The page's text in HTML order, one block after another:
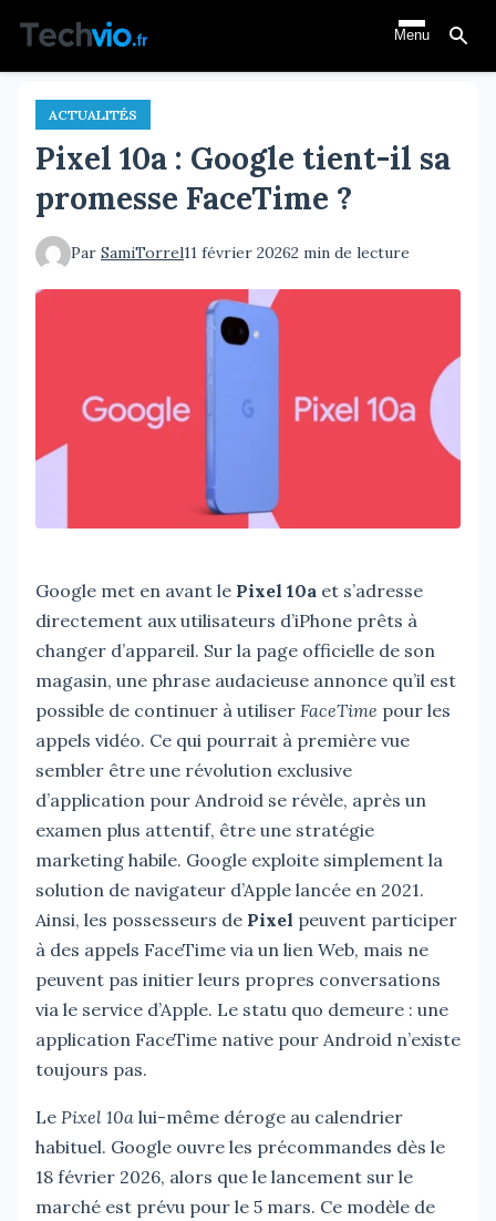
contenu
principal
Menu
ACTUALITÉS
Pixel 10a : Google tient-il sa
promesse FaceTime ?
Par SamiTorrel11 février 20262 min de lecture
Google met en avant le Pixel 10a et s’adresse
directement aux utilisateurs d’iPhone prêts à
changer d’appareil. Sur la page officielle de son
magasin, une phrase audacieuse annonce qu’il est
possible de continuer à utiliser FaceTime pour les
appels vidéo. Ce qui pourrait à première vue
sembler être une révolution exclusive
d’application pour Android se révèle, après un
examen plus attentif, être une stratégie
marketing habile. Google exploite simplement la
solution de navigateur d’Apple lancée en 2021.
Ainsi, les possesseurs de Pixel peuvent participer
à des appels FaceTime via un lien Web, mais ne
peuvent pas initier leurs propres conversations
via le service d’Apple. Le statu quo demeure : une
application FaceTime native pour Android n’existe
toujours pas.
Le Pixel 10a lui-même déroge au calendrier
habituel. Google ouvre les précommandes dès le
18 février 2026, alors que le lancement sur le
marché est prévu pour le 5 mars. Ce modèle de